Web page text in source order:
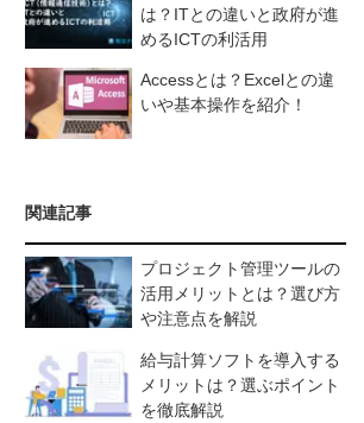
は？ITとの違いと政府が進
めるICTの利活用
Accessとは？Excelとの違
いや基本操作を紹介！
関連記事
プロジェクト管理ツールの
活用メリットとは？選び方
や注意点を解説
給与計算ソフトを導入する
メリットは？選ぶポイント
を徹底解説